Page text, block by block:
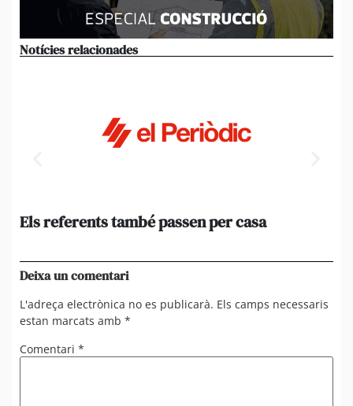
Notícies relacionades
Els referents també passen per casa
Deixa un comentari
L'adreça electrònica no es publicarà. Els camps necessaris
estan marcats amb *
Comentari *